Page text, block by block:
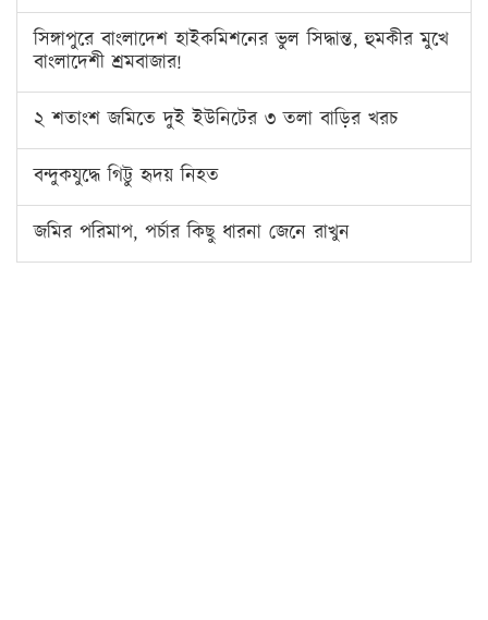
সিঙ্গাপুরে বাংলাদেশ হাইকমিশনের ভুল সিদ্ধান্ত, হুমকীর মুখে
বাংলাদেশী শ্রমবাজার!
২ শতাংশ জমিতে দুই ইউনিটের ৩ তলা বাড়ির খরচ
বন্দুকযুদ্ধে গিট্টু হৃদয় নিহত
জমির পরিমাপ, পর্চার কিছু ধারনা জেনে রাখুন